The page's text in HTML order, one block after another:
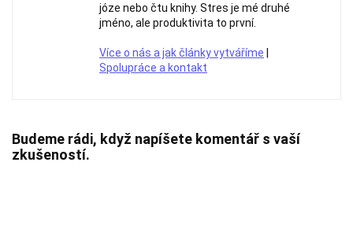
józe nebo čtu knihy. Stres je mé druhé
jméno, ale produktivita to první.
Více o nás a jak články vytváříme
Spolupráce a kontakt
Budeme rádi, když napíšete komentář s vaší
zkušeností.